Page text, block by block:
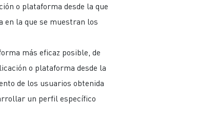
o plataforma desde la que
en la que se muestran los
más eficaz posible, de
o plataforma desde la
de los usuarios obtenida
un perfil específico